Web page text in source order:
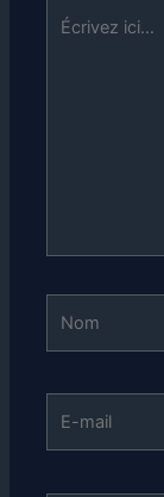
Écrivez
ici…